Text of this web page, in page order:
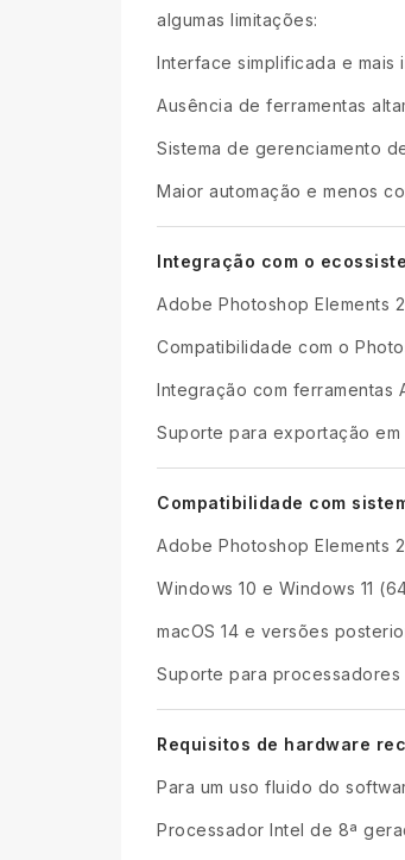
algumas limitações:
Interface simplificada e mais
Ausência de ferramentas
Sistema de gerenciamento
Maior automação e menos
Integração com o
Adobe Photoshop Elements
Compatibilidade com o
Integração com ferramentas
Suporte para exportação
Compatibilidade com
Adobe Photoshop Elements
Windows 10 e Windows 11
macOS 14 e versões
Suporte para processadores
Requisitos de hardware
Para um uso fluido do
Processador Intel de 8ª